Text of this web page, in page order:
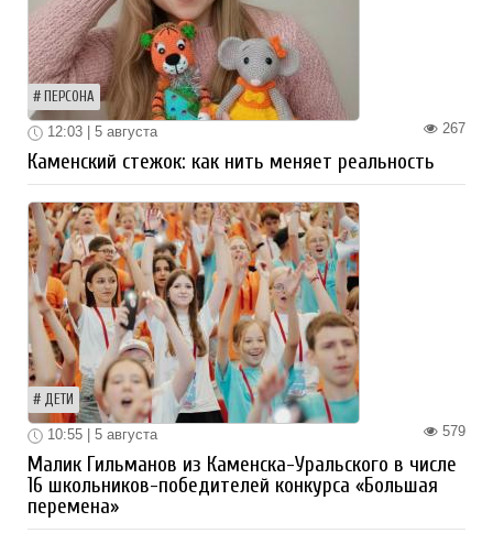
ПЕРСОНА
267
12:03 | 5 августа
Каменский стежок: как нить меняет реальность
ДЕТИ
579
10:55 | 5 августа
Малик Гильманов из Каменска-Уральского в числе
16 школьников-победителей конкурса «Большая
перемена»